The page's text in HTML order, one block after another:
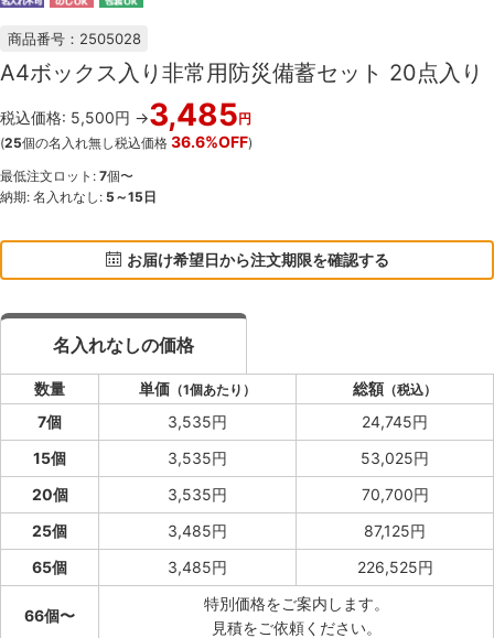
商品番号：2505028
A4ボックス入り非常用防災備蓄セット 20点入り
税込価格: 5,500円 →3,485円
(25個の名入れ無し税込価格 36.6%OFF)
最低注文ロット: 7個〜
納期: 名入れなし: 5～15日
お届け希望日から注文期限を確認する
名入れなしの価格
数量 単価 （1個あたり） 総額 （税込）
7個 3,535円
24,745円
15個
3,535円
53,025円
20個
3,535円
70,700円
25個
3,485円
87,125円
65個
3,485円 226,525円
66個〜
特別価格をご案内します。
見積をご依頼ください。